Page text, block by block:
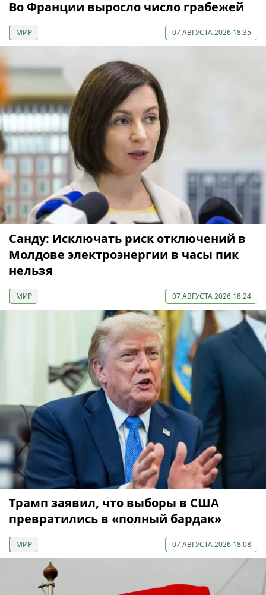
Во Франции выросло число грабежей
МИР 07 АВГУСТА 2026 18:35
Санду: Исключать риск отключений в
Молдове электроэнергии в часы пик
нельзя
МИР 07 АВГУСТА 2026 18:24
Трамп заявил, что выборы в США
превратились в «полный бардак»
МИР 07 АВГУСТА 2026 18:08